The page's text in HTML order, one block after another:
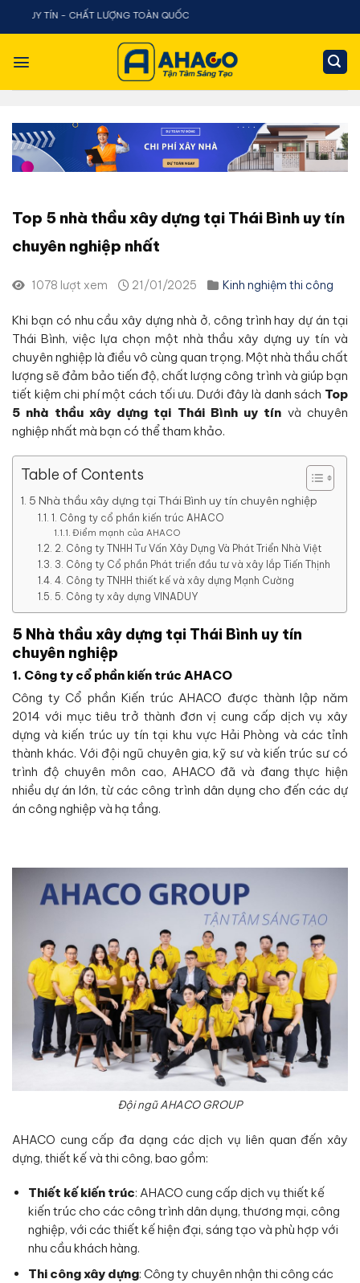
Chuyển
dung
LƯỢNG TOÀN QUỐC
Top 5 nhà thầu xây dựng tại Thái Bình uy tín
chuyên nghiệp nhất
1078 lượt xem 21/01/2025 Kinh nghiệm thi công
Khi bạn có nhu cầu xây dựng nhà ở, công trình hay dự án tại
Thái Bình, việc lựa chọn một nhà thầu xây dựng uy tín và
chuyên nghiệp là điều vô cùng quan trọng. Một nhà thầu chất
lượng sẽ đảm bảo tiến độ, chất lượng công trình và giúp bạn
tiết kiệm chi phí một cách tối ưu. Dưới đây là danh sách Top
5 nhà thầu xây dựng tại Thái Bình uy tín và chuyên
nghiệp nhất mà bạn có thể tham khảo.
Table of Contents
5 Nhà thầu xây dựng tại Thái Bình uy tín chuyên nghiệp
1. Công ty cổ phần kiến trúc AHACO
Điểm mạnh của AHACO
2. Công ty TNHH Tư Vấn Xây Dựng Và Phát Triển Nhà Việt
3. Công ty Cổ phần Phát triển đầu tư và xây lắp Tiến Thịnh
4. Công ty TNHH thiết kế và xây dựng Mạnh Cường
5. Công ty xây dựng VINADUY
5 Nhà thầu xây dựng tại Thái Bình uy tín
chuyên nghiệp
1. Công ty cổ phần kiến trúc AHACO
Công ty Cổ phần Kiến trúc AHACO được thành lập năm
2014 với mục tiêu trở thành đơn vị cung cấp dịch vụ xây
dựng và kiến trúc uy tín tại khu vực Hải Phòng và các tỉnh
thành khác. Với đội ngũ chuyên gia, kỹ sư và kiến trúc sư có
trình độ chuyên môn cao, AHACO đã và đang thực hiện
nhiều dự án lớn, từ các công trình dân dụng cho đến các dự
án công nghiệp và hạ tầng.
Đội ngũ AHACO GROUP
AHACO cung cấp đa dạng các dịch vụ liên quan đến xây
dựng, thiết kế và thi công, bao gồm:
Thiết kế kiến trúc: AHACO cung cấp dịch vụ thiết kế
kiến trúc cho các công trình dân dụng, thương mại, công
nghiệp, với các thiết kế hiện đại, sáng tạo và phù hợp với
nhu cầu khách hàng.
Thi công xây dựng: Công ty chuyên nhận thi công các